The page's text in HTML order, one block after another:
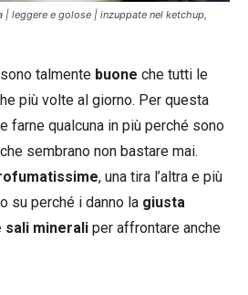
leggere e golose | inzuppate nel ketchup,
talmente buone che tutti le
più volte al giorno. Per questa
farne qualcuna in più perché sono
che sembrano non bastare mai.
, una tira l’altra e più
su perché i danno la giusta
sali minerali per affrontare anche